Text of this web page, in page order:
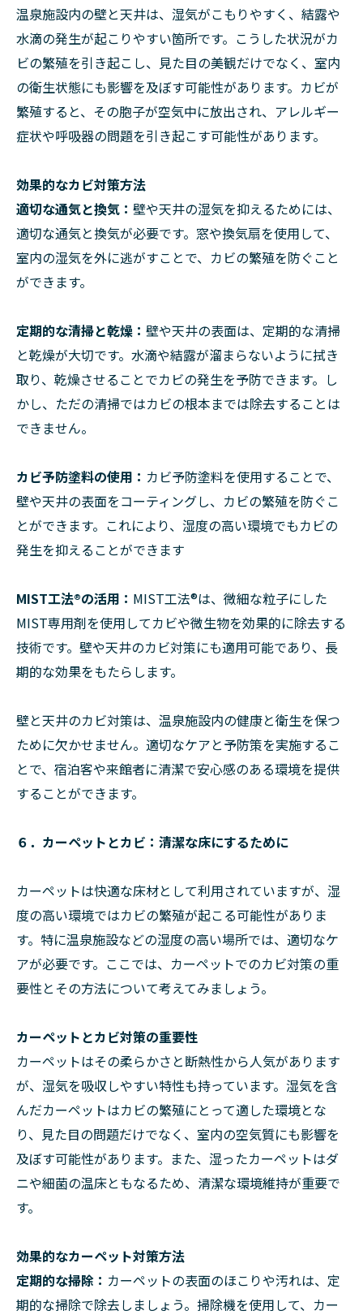
温泉施設内の壁と天井は、湿気がこもりやすく、結露や
水滴の発生が起こりやすい箇所です。こうした状況がカ
ビの繁殖を引き起こし、見た目の美観だけでなく、室内
の衛生状態にも影響を及ぼす可能性があります。カビが
繁殖すると、その胞子が空気中に放出され、アレルギー
症状や呼吸器の問題を引き起こす可能性があります。
効果的なカビ対策方法
適切な通気と換気： 壁や天井の湿気を抑えるためには、
適切な通気と換気が必要です。窓や換気扇を使用して、
室内の湿気を外に逃がすことで、カビの繁殖を防ぐこと
ができます。
定期的な清掃と乾燥： 壁や天井の表面は、定期的な清掃
と乾燥が大切です。水滴や結露が溜まらないように拭き
取り、乾燥させることでカビの発生を予防できます。し
かし、ただの清掃ではカビの根本までは除去することは
できません。
カビ予防塗料の使用： カビ予防塗料を使用することで、
壁や天井の表面をコーティングし、カビの繁殖を防ぐこ
とができます。これにより、湿度の高い環境でもカビの
発生を抑えることができます
MIST工法®︎の活用： MIST工法®︎は、微細な粒子にした
MIST専用剤を使用してカビや微生物を効果的に除去する
技術です。壁や天井のカビ対策にも適用可能であり、長
期的な効果をもたらします。
壁と天井のカビ対策は、温泉施設内の健康と衛生を保つ
ために欠かせません。適切なケアと予防策を実施するこ
とで、宿泊客や来館者に清潔で安心感のある環境を提供
することができます。
６．カーペットとカビ：清潔な床にするために
カーペットは快適な床材として利用されていますが、湿
度の高い環境ではカビの繁殖が起こる可能性がありま
す。特に温泉施設などの湿度の高い場所では、適切なケ
アが必要です。ここでは、カーペットでのカビ対策の重
要性とその方法について考えてみましょう。
カーペットとカビ対策の重要性
カーペットはその柔らかさと断熱性から人気があります
が、湿気を吸収しやすい特性も持っています。湿気を含
んだカーペットはカビの繁殖にとって適した環境とな
り、見た目の問題だけでなく、室内の空気質にも影響を
及ぼす可能性があります。また、湿ったカーペットはダ
ニや細菌の温床ともなるため、清潔な環境維持が重要で
す。
効果的なカーペット対策方法
定期的な掃除： カーペットの表面のほこりや汚れは、定
期的な掃除で除去しましょう。掃除機を使用して、カー